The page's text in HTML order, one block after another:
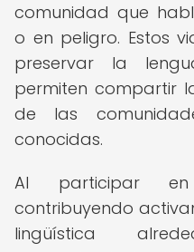
comunidad que
o en peligro. Estos
preservar la
permiten compartir
de las
conocidas.
Al participar en
contribuyendo
lingüística